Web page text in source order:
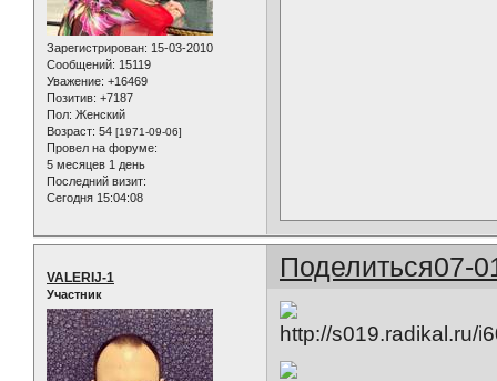
Зарегистрирован: 15-03-2010
Сообщений: 15119
Уважение: +16469
Позитив: +7187
Пол: Женский
Возраст: 54 [1971-09-06]
Провел на форуме:
5 месяцев 1 день
Последний визит:
Сегодня 15:04:08
Поделиться07-
VALERIJ-1
Участник